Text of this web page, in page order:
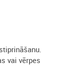
vai vērpes